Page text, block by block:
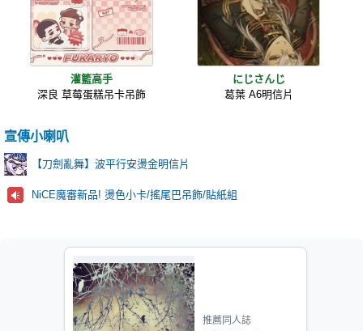
灌籃高手
深良 草莓蛋糕吊卡吊飾
にじさんじ
葛葉 A6明信片
宣傳小喇叭
【刀劍亂舞】波平行安燙金明信片
NiCE魔審新品! 燙色小卡/搖尾巴吊飾/貼紙組
推薦同人誌